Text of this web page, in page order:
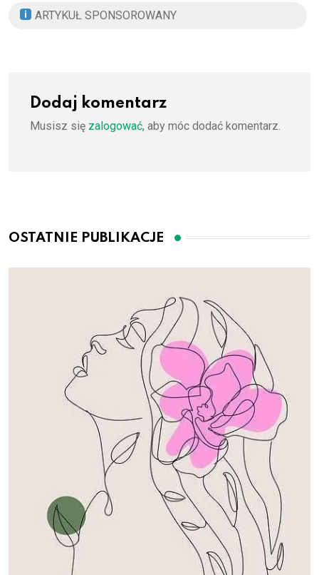
ARTYKUŁ SPONSOROWANY
Dodaj komentarz
Musisz się zalogować, aby móc dodać komentarz.
OSTATNIE PUBLIKACJE